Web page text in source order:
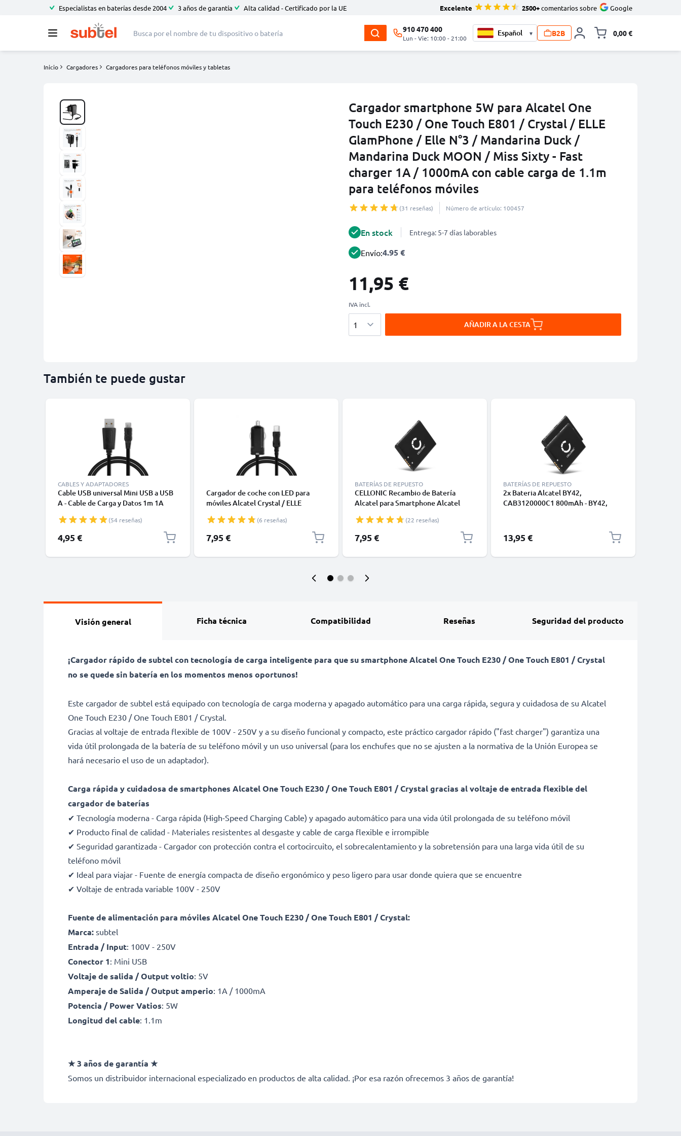
Especialistas en baterías desde 2004 3 años de garantía Alta calidad - Certificado por la UE Excelente 2500+comentarios sobre Google
910 470 400
Lun - Vie: 10:00 - 21:00
▾ B2B 0,00 €
Inicio Cargadores Cargadores para teléfonos móviles y tabletas
Cargador smartphone 5W para Alcatel One
Touch E230 / One Touch E801 / Crystal / ELLE
GlamPhone / Elle N°3 / Mandarina Duck /
Mandarina Duck MOON / Miss Sixty - Fast
charger 1A / 1000mA con cable carga de 1.1m
para teléfonos móviles
(31 reseñas) Número de artículo: 100457
En stock Entrega: 5-7 días laborables
Envío:4.95 €
11,95 €
IVA incl.
AÑADIR A LA CESTA
También te puede gustar
CABLES Y ADAPTADORES
Cable USB universal Mini USB a USB
A - Cable de Carga y Datos 1m 1A
(54 reseñas)
4,95 €
Cargador de coche con LED para
móviles Alcatel Crystal / ELLE
Duck / Mandarina Duck MOON -
Cable de carga de 1.5m, Cargador
rápido 5V, 1A / 1000mA
(6 reseñas)
7,95 €
BATERÍAS DE REPUESTO
CELLONIC Recambio de Batería
Alcatel para Smartphone Alcatel
/ OT-602, 815, 806 / OT-806,
CAB3120000C1, CAB3122001C1,
CAB3120000C3 800mAh
(22 reseñas)
7,95 €
BATERÍAS DE REPUESTO
2x Bateria Alcatel BY42,
CAB3120000C1 800mAh - BY42,
One Touch 602 / 710 / 806 / 815 /
880 / Miss Sixty
13,95 €
Visión general Ficha técnica Compatibilidad Reseñas Seguridad del producto
¡Cargador rápido de subtel con tecnología de carga inteligente para que su smartphone Alcatel One Touch E230 / One Touch E801 / Crystal
no se quede sin batería en los momentos menos oportunos!
Este cargador de subtel está equipado con tecnología de carga moderna y apagado automático para una carga rápida, segura y cuidadosa de su Alcatel
One Touch E230 / One Touch E801 / Crystal.
Gracias al voltaje de entrada flexible de 100V - 250V y a su diseño funcional y compacto, este práctico cargador rápido ("fast charger") garantiza una
vida útil prolongada de la batería de su teléfono móvil y un uso universal (para los enchufes que no se ajusten a la normativa de la Unión Europea se
hará necesario el uso de un adaptador).
Carga rápida y cuidadosa de smartphones Alcatel One Touch E230 / One Touch E801 / Crystal gracias al voltaje de entrada flexible del
cargador de baterías
✔ Tecnología moderna - Carga rápida (High-Speed Charging Cable) y apagado automático para una vida útil prolongada de su teléfono móvil
✔ Producto final de calidad - Materiales resistentes al desgaste y cable de carga flexible e irrompible
✔ Seguridad garantizada - Cargador con protección contra el cortocircuito, el sobrecalentamiento y la sobretensión para una larga vida útil de su
teléfono móvil
✔ Ideal para viajar - Fuente de energía compacta de diseño ergonómico y peso ligero para usar donde quiera que se encuentre
✔ Voltaje de entrada variable 100V - 250V
Fuente de alimentación para móviles Alcatel One Touch E230 / One Touch E801 / Crystal:
Marca: subtel
Entrada / Input: 100V - 250V
Conector 1: Mini USB
Voltaje de salida / Output voltio: 5V
Amperaje de Salida / Output amperio: 1A / 1000mA
Potencia / Power Vatios: 5W
Longitud del cable: 1.1m
★ 3 años de garantía ★
Somos un distribuidor internacional especializado en productos de alta calidad. ¡Por esa razón ofrecemos 3 años de garantía!